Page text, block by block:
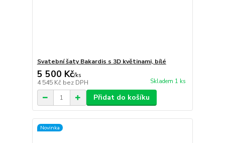
Svatební šaty Bakardis s 3D květinami, bílé
5 500 Kč/ks
4 545 Kč bez DPH Skladem 1 ks
Přidat do košíku
Novinka